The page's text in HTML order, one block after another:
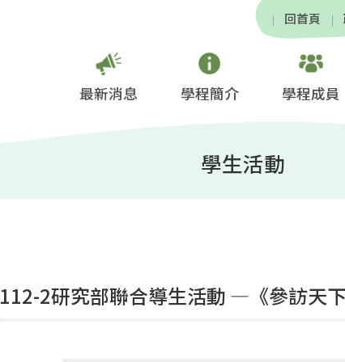
回首頁
最新消息 學程簡介 學程成員
學生活動
112-2研究部聯合導生活動 —《參訪天下